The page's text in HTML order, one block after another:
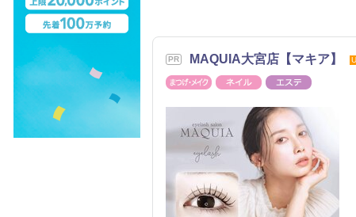
MAQUIA大宮店【マキア】
まつげ・メイクネイル